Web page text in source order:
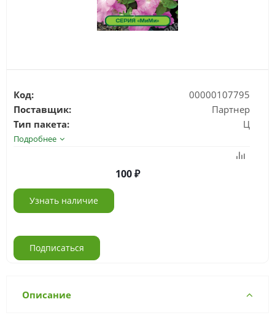
Код:
00000107795
Поставщик:
Партнер
Тип пакета:
Ц
Подробнее
100
Узнать наличие
Подписаться
Описание